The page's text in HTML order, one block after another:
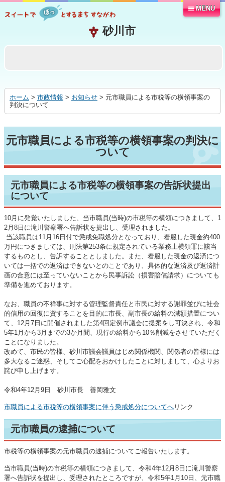
る
MENU
ホーム > 市政情報 > お知らせ > 元市職員に­よる市税等­の横領事案­の
判決につ­いて
元市職員に­よる市税等­の横領事案­の判決に
つ­いて
元市職員による市税等の横領事案の告訴状提出
について
10月に発覚いたしました、当市職員(当時)の市税等の横領につきまして、1
2月8日に滝川警察署へ告訴状を提出し、受理されました。
当該職員は11月16日付で懲戒免職処分となっており、着服した現金約400
万円につきましては、刑法第253条に規定されている業務上横領罪に該当
するものとし、告訴することとしました。また、着服した現金の返済につ
いては一括での返済はできないとのことであり、具体的な返済及び返済計
画の合意には至っていないことから民事訴訟（損害賠償請求）についても
準備を進めております。
なお、職員の不祥事に対する管理監督責任と市民に対する謝罪並びに社会
的信用の回復に資することを目的に市長、副市長の給料の減額措置につい
て、12月7日に開催されました第4回定例市議会に提案をし可決され、令和
5年1月から3月までの3か月間、現行の給料から10％削減をさせていただく
ことになりました。
改めて、市民の皆様、砂川市議会議員はじめ関係機関、関係者の皆様には
多大なるご迷惑、そしてご心配をおかけしたことに対しまして、心よりお
詫び申し上げます。
令和4年12月9日 砂川市長 善岡雅文
市職員による市税等の横領事案に伴う懲戒処分についてへ リンク
元市職員の逮捕について
市税等の横領事案の元市職員の逮捕についてご報告いたします。
当市職員(当時)の市税等の横領につきまして、令和4年12月8日に滝川警察
署へ告訴状を提出し、受理されたところですが、令和5年1月10日、元市職